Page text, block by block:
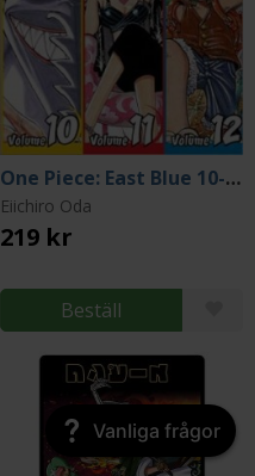
One Piece: East Blue 10-11-12
Eiichiro Oda
219 kr
Beställ
Vanliga frågor